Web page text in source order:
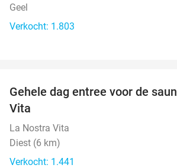
Geel
Verkocht: 1.803
Gehele dag entree voor de
Vita
La Nostra Vita
Diest (6 km)
Verkocht: 1.441